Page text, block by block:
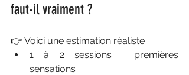
faut-il vraiment ?
👉 Voici une estimation réaliste :
1 à 2 sessions : premières
sensations